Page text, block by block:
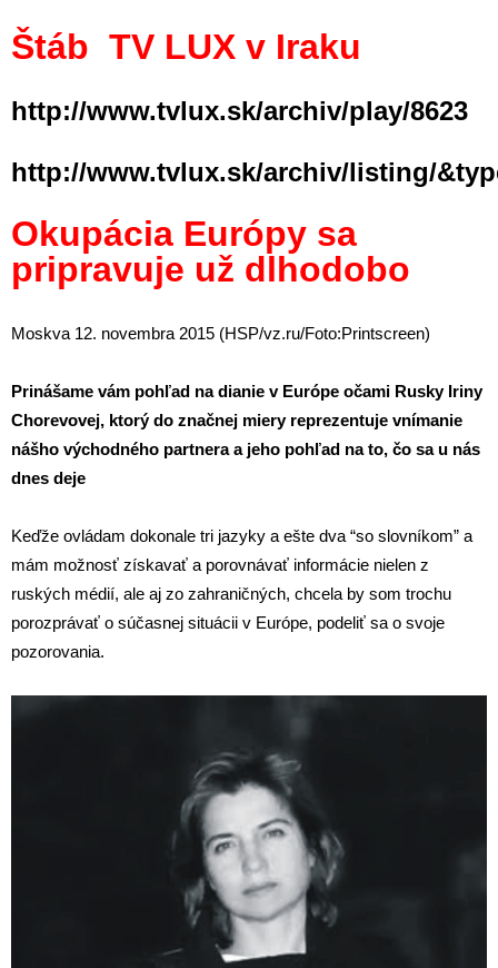
Štáb TV LUX v Iraku
http://www.tvlux.sk/archiv/play/8623
http://www.tvlux.sk/archiv/listing/
Okupácia Európy sa
pripravuje už dlhodobo
Moskva 12. novembra 2015 (HSP/vz.ru/Foto:Printscreen)
Prinášame vám pohľad na dianie v Európe očami Rusky Iriny
Chorevovej, ktorý do značnej miery reprezentuje vnímanie
nášho východného partnera a jeho pohľad na to, čo sa u nás
dnes deje
Keďže ovládam dokonale tri jazyky a ešte dva “so slovníkom” a
mám možnosť získavať a porovnávať informácie nielen z
ruských médií, ale aj zo zahraničných, chcela by som trochu
porozprávať o súčasnej situácii v Európe, podeliť sa o svoje
pozorovania.